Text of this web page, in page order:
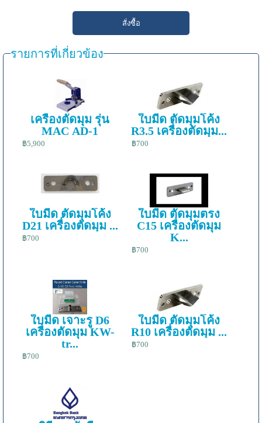
รายการที่เกี่ยวข้อง
เครื่องตัดมุม รุ่น
MAC AD-1
฿5,900
ใบมีด ตัดมุมโค้ง
R3.5 เครื่องตัดมุม...
฿700
ใบมีด ตัดมุมโค้ง
D21 เครื่องตัดมุม ...
฿700
ใบมีด ตัดมุมตรง
C15 เครื่องตัดมุม
K...
฿700
ใบมีด เจาะรู D6
เครื่องตัดมุม KW-
tr...
฿700
ใบมีด ตัดมุมโค้ง
R10 เครื่องตัดมุม ...
฿700